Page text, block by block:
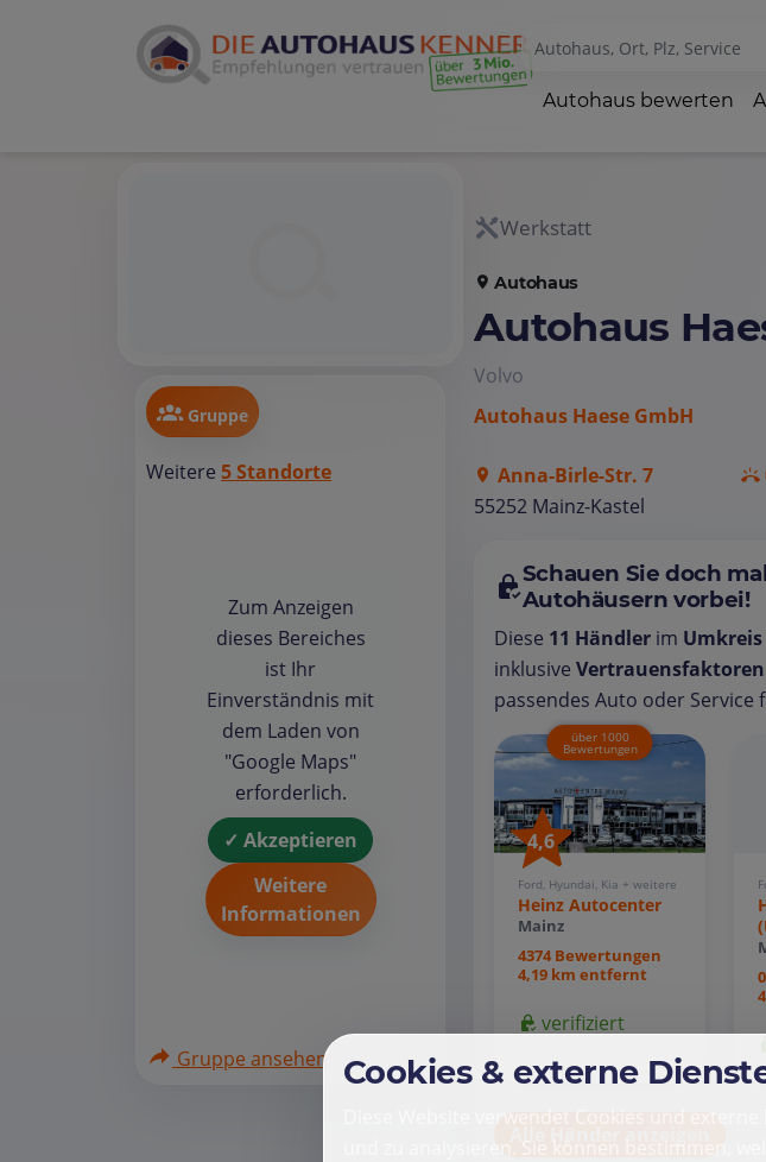
Autohaus bewerten
Werkstatt
Autohaus
Autohaus
Volvo
Autohaus Haese GmbH
Anna-Birle-Str. 7
55252 Mainz-Kastel
Schauen Sie doch
Autohäusern vorbei!
Diese 11 Händler im
inklusive
passendes Auto oder Service
über 1000
Bewertungen
4,6
Ford, Hyundai, Kia + weitere
Heinz Autocenter
Mainz
4374 Bewertungen
4,19 km entfernt
verifiziert
Alle Händer anzeigen
Gruppe
Weitere 5 Standorte
Zum Anzeigen
dieses Bereiches
ist Ihr
Einverständnis mit
dem Laden von
"Google Maps"
erforderlich.
✓ Akzeptieren
Weitere
Informationen
Gruppe ansehen Cookies & externe
Diese Website verwendet Cookies und
und zu analysieren. Sie können bestimmen,